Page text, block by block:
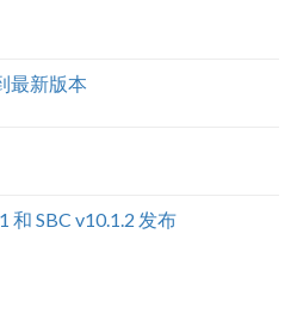
最新版本
和 SBC v10.1.2 发布